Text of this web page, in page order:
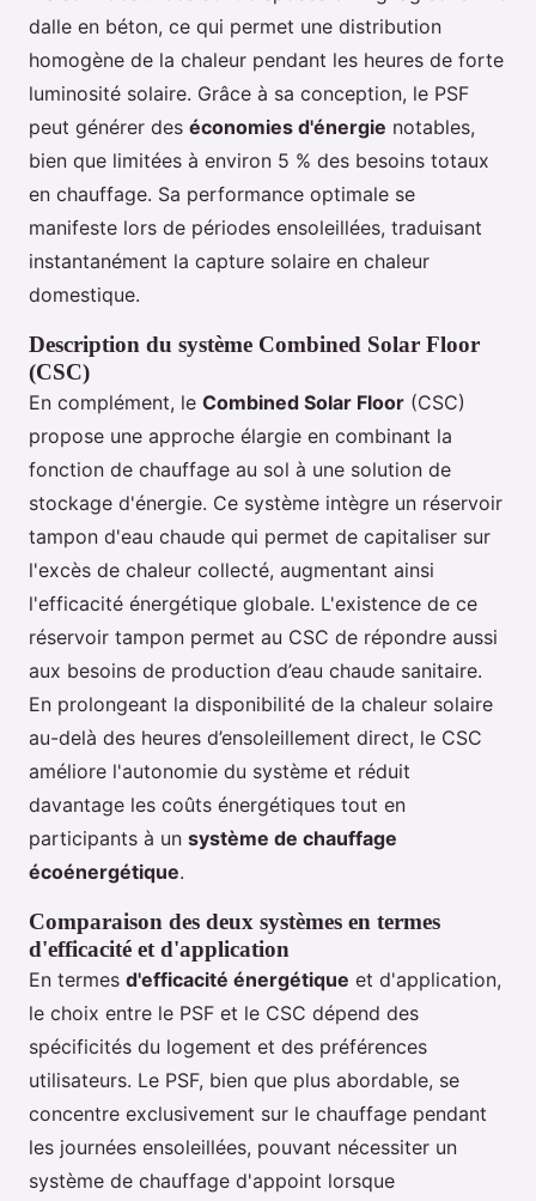
dalle en béton, ce qui permet une distribution
homogène de la chaleur pendant les heures de forte
luminosité solaire. Grâce à sa conception, le PSF
peut générer des économies d'énergie notables,
bien que limitées à environ 5 % des besoins totaux
en chauffage. Sa performance optimale se
manifeste lors de périodes ensoleillées, traduisant
instantanément la capture solaire en chaleur
domestique.
Description du système Combined Solar Floor
(CSC)
En complément, le Combined Solar Floor (CSC)
propose une approche élargie en combinant la
fonction de chauffage au sol à une solution de
stockage d'énergie. Ce système intègre un réservoir
tampon d'eau chaude qui permet de capitaliser sur
l'excès de chaleur collecté, augmentant ainsi
l'efficacité énergétique globale. L'existence de ce
réservoir tampon permet au CSC de répondre aussi
aux besoins de production d’eau chaude sanitaire.
En prolongeant la disponibilité de la chaleur solaire
au-delà des heures d’ensoleillement direct, le CSC
améliore l'autonomie du système et réduit
davantage les coûts énergétiques tout en
participants à un système de chauffage
écoénergétique.
Comparaison des deux systèmes en termes
d'efficacité et d'application
En termes d'efficacité énergétique et d'application,
le choix entre le PSF et le CSC dépend des
spécificités du logement et des préférences
utilisateurs. Le PSF, bien que plus abordable, se
concentre exclusivement sur le chauffage pendant
les journées ensoleillées, pouvant nécessiter un
système de chauffage d'appoint lorsque